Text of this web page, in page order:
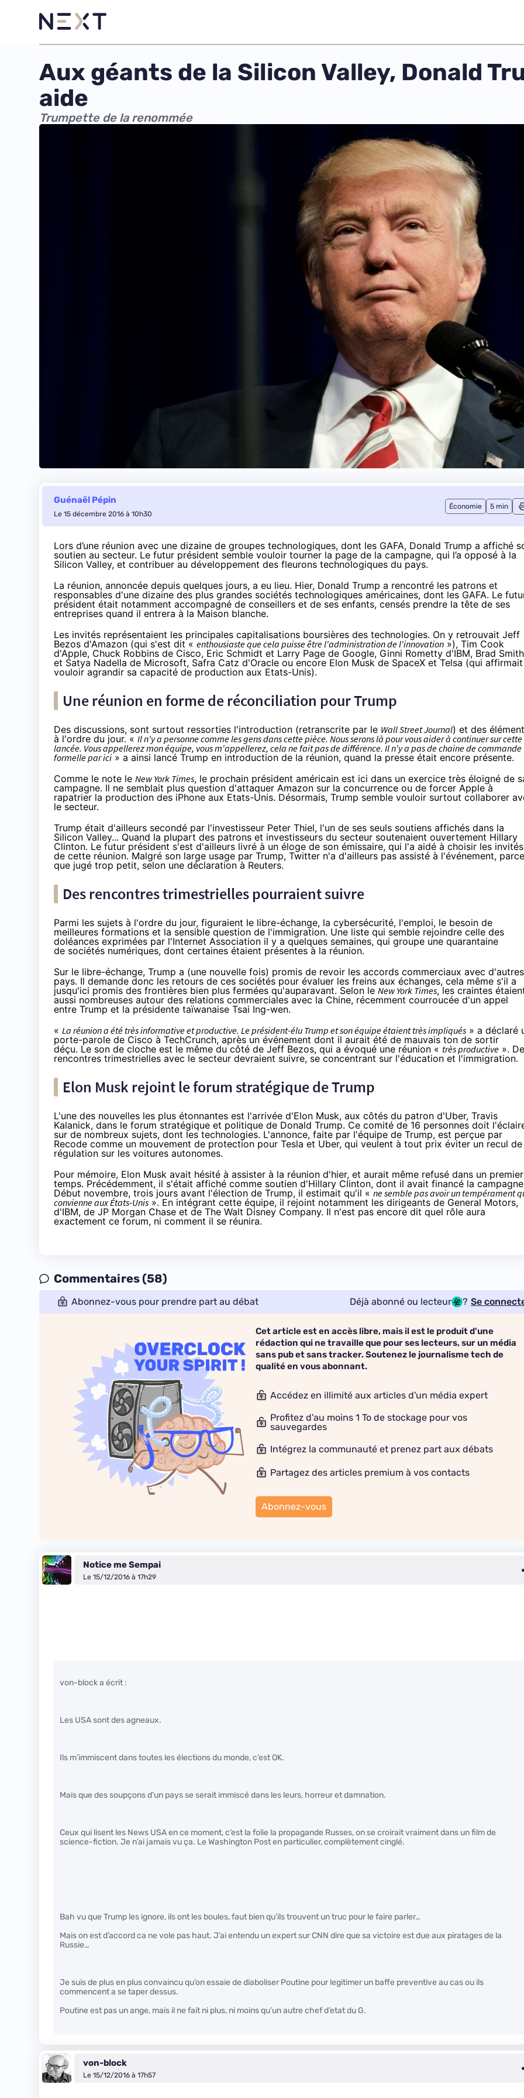
Aux géants de la Silicon Valley, Donald
aide
Trumpette de la renommée
Guénaël Pépin
Le 15 décembre 2016 à 10h30
Économie 5 min
Lors d’une réunion avec une dizaine de groupes technologiques, dont les GAFA, Donald Trump a affiché
soutien au secteur. Le futur président semble vouloir tourner la page de la campagne, qui l’a opposé à la
Silicon Valley, et contribuer au développement des fleurons technologiques du pays.
La réunion, annoncée depuis quelques jours, a eu lieu. Hier, Donald Trump a rencontré les patrons et
responsables d'une dizaine des plus grandes sociétés technologiques américaines, dont les GAFA. Le
président était notamment accompagné de conseillers et de ses enfants, censés prendre la tête de ses
entreprises quand il entrera à la Maison blanche.
Les invités représentaient les principales capitalisations boursières des technologies. On y retrouvait Jeff
Bezos d'Amazon (qui s'est dit « enthousiaste que cela puisse être l'administration de l'innovation »), Tim Cook
d'Apple, Chuck Robbins de Cisco, Eric Schmidt et Larry Page de Google, Ginni Rometty d'IBM, Brad Smith
et Satya Nadella de Microsoft, Safra Catz d'Oracle ou encore Elon Musk de SpaceX et Telsa (qui affirmait
vouloir agrandir sa capacité de production aux Etats-Unis).
Une réunion en forme de réconciliation pour Trump
Des discussions, sont surtout ressorties l'introduction (retranscrite par le Wall Street Journal) et des
à l'ordre du jour. « Il n'y a personne comme les gens dans cette pièce. Nous serons là pour vous aider à continuer sur cette
lancée. Vous appellerez mon équipe, vous m'appellerez, cela ne fait pas de différence. Il n'y a pas de chaine de commande
formelle par ici » a ainsi lancé Trump en introduction de la réunion, quand la presse était encore présente.
Comme le note le New York Times, le prochain président américain est ici dans un exercice très éloigné de
campagne. Il ne semblait plus question d'attaquer Amazon sur la concurrence ou de forcer Apple à
rapatrier la production des iPhone aux Etats-Unis. Désormais, Trump semble vouloir surtout collaborer
le secteur.
Trump était d'ailleurs secondé par l'investisseur Peter Thiel, l'un de ses seuls soutiens affichés dans la
Silicon Valley... Quand la plupart des patrons et investisseurs du secteur soutenaient ouvertement Hillary
Clinton. Le futur président s'est d'ailleurs livré à un éloge de son émissaire, qui l'a aidé à choisir les invités
de cette réunion. Malgré son large usage par Trump, Twitter n'a d'ailleurs pas assisté à l'événement, parce
que jugé trop petit, selon une déclarationà Reuters.
Des rencontres trimestrielles pourraient suivre
Parmi les sujets à l'ordre du jour, figuraient le libre-échange, la cybersécurité, l'emploi, le besoin de
meilleures formations et la sensible question de l'immigration. Une liste qui semble rejoindre celle des
doléances exprimées par l'Internet Association il y a quelques semaines, qui groupe une quarantaine
de sociétés numériques, dont certaines étaient présentes à la réunion.
Sur le libre-échange, Trump a (une nouvelle fois) promis de revoir les accords commerciaux avec d'autres
pays. Il demande donc les retours de ces sociétés pour évaluer les freins aux échanges, cela même s'il a
jusqu'ici promis des frontières bien plus fermées qu'auparavant. Selon le New York Times, les craintes
aussi nombreuses autour des relations commerciales avec la Chine, récemment courroucée d'un appel
entre Trump et la présidente taïwanaise Tsai Ing-wen.
« La réunion a été très informative et productive. Le président-élu Trump et son équipe étaient très impliqués » a déclaré
porte-parole de Cisco à TechCrunch, après un événement dont il aurait été de mauvais ton de sortir
déçu. Le son de cloche est le même du côté de Jeff Bezos, qui a évoqué une réunion « très productive ».
rencontres trimestrielles avec le secteur devraient suivre, se concentrant sur l'éducation et l'immigration.
Elon Musk rejoint le forum stratégique de Trump
L'une des nouvelles les plus étonnantes est l'arrivée d'Elon Musk, aux côtés du patron d'Uber, Travis
Kalanick, dans le forum stratégique et politique de Donald Trump. Ce comité de 16 personnes doit
sur de nombreux sujets, dont les technologies. L'annonce, faite par l'équipe de Trump, est perçue par
Recode comme un mouvement de protection pour Tesla et Uber, qui veulent à tout prix éviter un recul de
régulation sur les voitures autonomes.
Pour mémoire, Elon Musk avait hésité à assister à la réunion d'hier, et aurait même refusé dans un premier
temps. Précédemment, il s'était affiché comme soutien d'Hillary Clinton, dont il avait financé la
Début novembre, trois jours avant l'élection de Trump, il estimait qu'il « ne semble pas avoir un tempérament
convienne aux États-Unis ». En intégrant cette équipe, il rejoint notamment les dirigeants de General Motors,
d'IBM, de JP Morgan Chase et de The Walt Disney Company. Il n'est pas encore dit quel rôle aura
exactement ce forum, ni comment il se réunira.
Commentaires (58)
Abonnez-vous pour prendre part au débat Déjà abonné ou lecteur ? Se
Cet article est en accès libre, mais il est le produit d'une
rédaction qui ne travaille que pour ses lecteurs, sur un média
sans pub et sans tracker. Soutenez le journalisme tech de
qualité en vous abonnant.
Accédez en illimité aux articles d'un média expert
Profitez d'au moins 1 To de stockage pour vos
sauvegardes
Intégrez la communauté et prenez part aux débats
Partagez des articles premium à vos contacts
Abonnez-vous
Notice me Sempai
Le 15/12/2016 à 17h29
von-block a écrit :
Les USA sont des agneaux.
Ils m’immiscent dans toutes les élections du monde, c’est OK.
Mais que des soupçons d’un pays se serait immiscé dans les leurs, horreur et damnation.
Ceux qui lisent les News USA en ce moment, c’est la folie la propagande Russes, on se croirait vraiment dans un film de
science-fiction. Je n’ai jamais vu ça. Le Washington Post en particulier, complètement cinglé.
Bah vu que Trump les ignore, ils ont les boules, faut bien qu’ils trouvent un truc pour le faire parler…
Mais on est d’accord ca ne vole pas haut. J’ai entendu un expert sur CNN dire que sa victoire est due aux piratages de la
Russie…
Je suis de plus en plus convaincu qu’on essaie de diaboliser Poutine pour legitimer un baffe preventive au cas ou ils
commencent a se taper dessus.
Poutine est pas un ange, mais il ne fait ni plus, ni moins qu’un autre chef d’etat du G.
von-block
Le 15/12/2016 à 17h57